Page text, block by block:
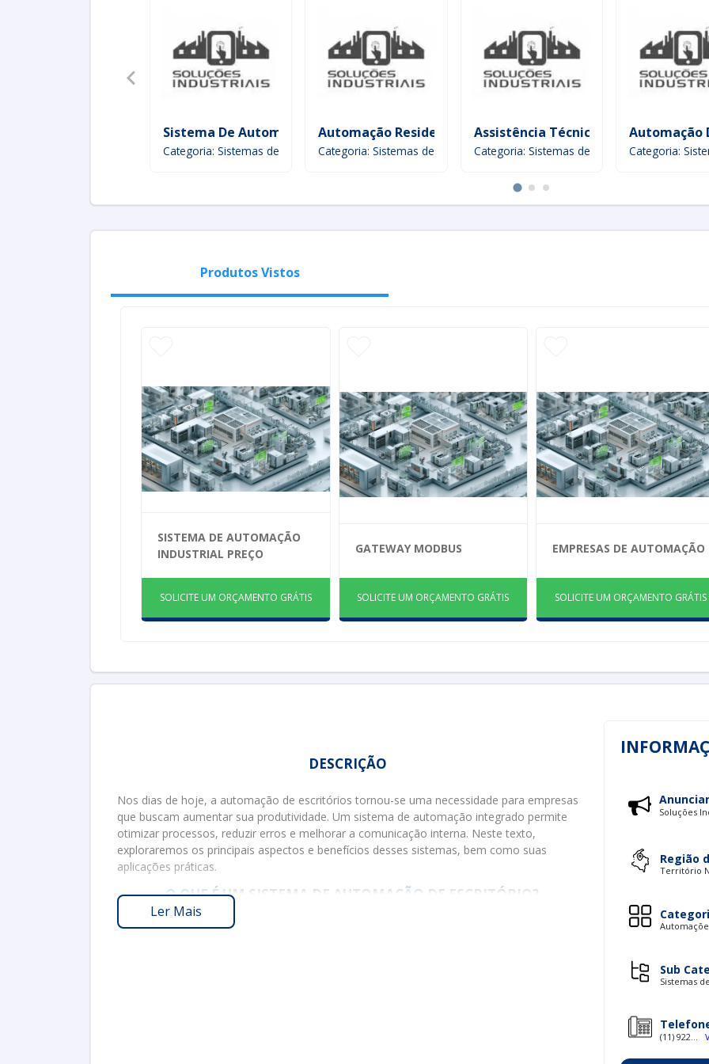
Sistema De Automação
Categoria: Sistemas de Automação Geral
Automação Residencial Para Condomínios
Categoria: Sistemas de Automação Geral
Assistência Técnica De Encoder
Categoria: Sistemas de Automação Geral
Automação
Categoria:
Produtos Vistos
SISTEMA DE AUTOMAÇÃO
INDUSTRIAL PREÇO
SOLICITE UM ORÇAMENTO GRÁTIS
GATEWAY MODBUS
SOLICITE UM ORÇAMENTO GRÁTIS
EMPRESAS DE AUTOMAÇÃO
SOLICITE UM ORÇAMENTO GRÁTIS
DESCRIÇÃO
Nos dias de hoje, a automação de escritórios tornou-se uma necessidade para empresas
que buscam aumentar sua produtividade. Um sistema de automação integrado permite
otimizar processos, reduzir erros e melhorar a comunicação interna. Neste texto,
exploraremos os principais aspectos e benefícios desses sistemas, bem como suas
aplicações práticas.
O QUE É UM SISTEMA DE AUTOMAÇÃO DE ESCRITÓRIO?
UmSistema de automação de escritório
Ler Mais
Soluções
Região
Território
Sub
Sistemas
(11) 922...